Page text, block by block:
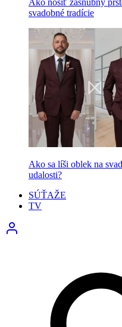
Ako nosiť zásnubný
svadobné tradície
Ako sa líši oblek na
udalosti?
SÚŤAŽE
TV